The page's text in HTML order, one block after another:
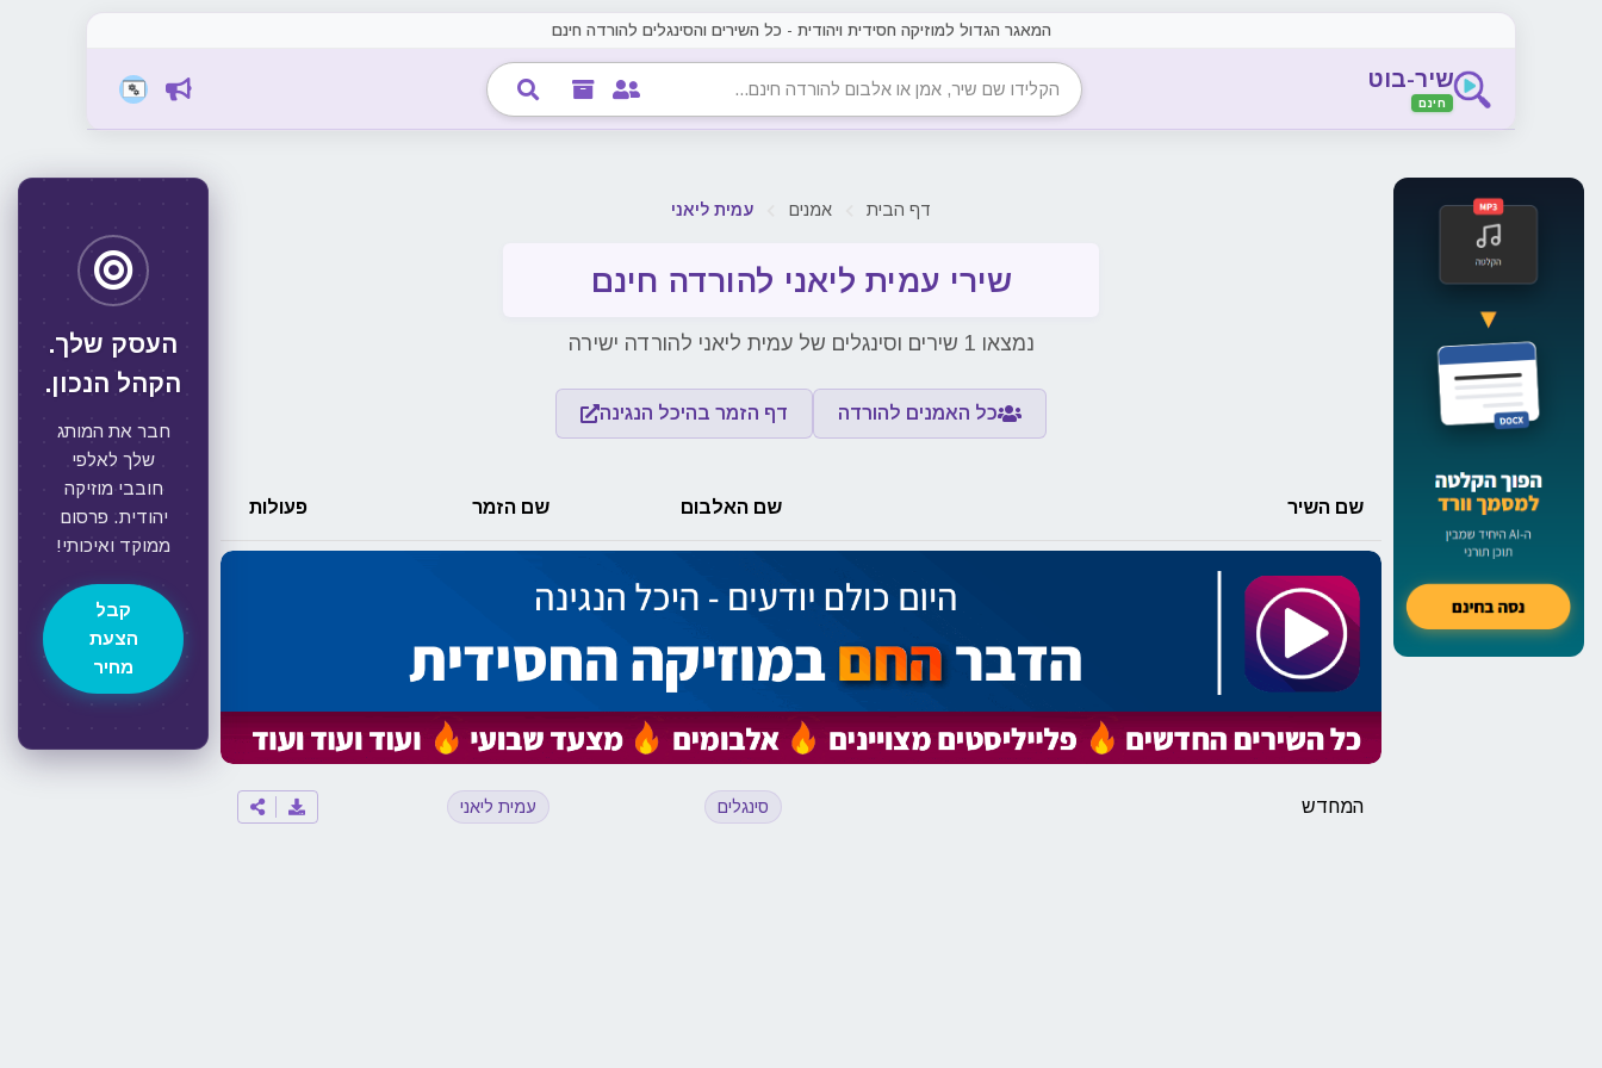
המאגר הגדול למוזיקה חסידית ויהודית - כל השירים והסינגלים להורדה חינם
שיר-בוט
חינם
דף הבית אמנים עמית ליאני
שירי עמית ליאני להורדה חינם
נמצאו 1 שירים וסינגלים של עמית ליאני להורדה ישירה
כל האמנים להורדה דף הזמר בהיכל הנגינה
שם השיר שם האלבום שם הזמר פעולות
המחדש סינגלים עמית ליאני
העסק שלך.
הקהל הנכון.
חבר את המותג
שלך לאלפי
חובבי מוזיקה
יהודית. פרסום
ממוקד ואיכותי!
קבל
הצעת
מחיר